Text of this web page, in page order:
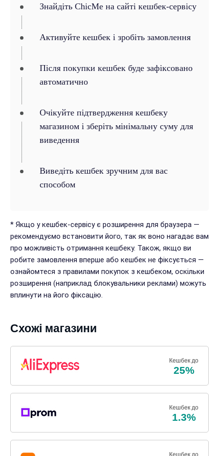
Знайдіть ChicMe на сайті кешбек-сервісу
Активуйте кешбек і зробіть замовлення
Після покупки кешбек буде зафіксовано
автоматично
Очікуйте підтвердження кешбеку
магазином і зберіть мінімальну суму для
виведення
Виведіть кешбек зручним для вас
способом
* Якщо у кешбек-сервісу є розширення для браузера —
рекомендуємо встановити його, так як воно нагадає вам
про можливість отримання кешбеку. Також, якщо ви
робите замовлення вперше або кешбек не фіксується —
ознайомтеся з правилами покупок з кешбеком, оскільки
розширення (наприклад блокувальники реклами) можуть
вплинути на його фіксацію.
Схожі магазини
Кешбек до
25%
Кешбек до
1.3%
Кешбек до